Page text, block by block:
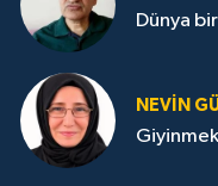
Dünya
NEVİN